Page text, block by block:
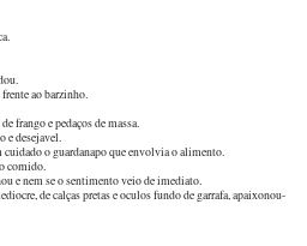
ao barzinho.
frango e pedaços de massa.
e desejavel.
o guardanapo que envolvia o alimento.
comido.
e nem se o sentimento veio de imediato.
de calças pretas e oculos fundo de garrafa, apaixonou-